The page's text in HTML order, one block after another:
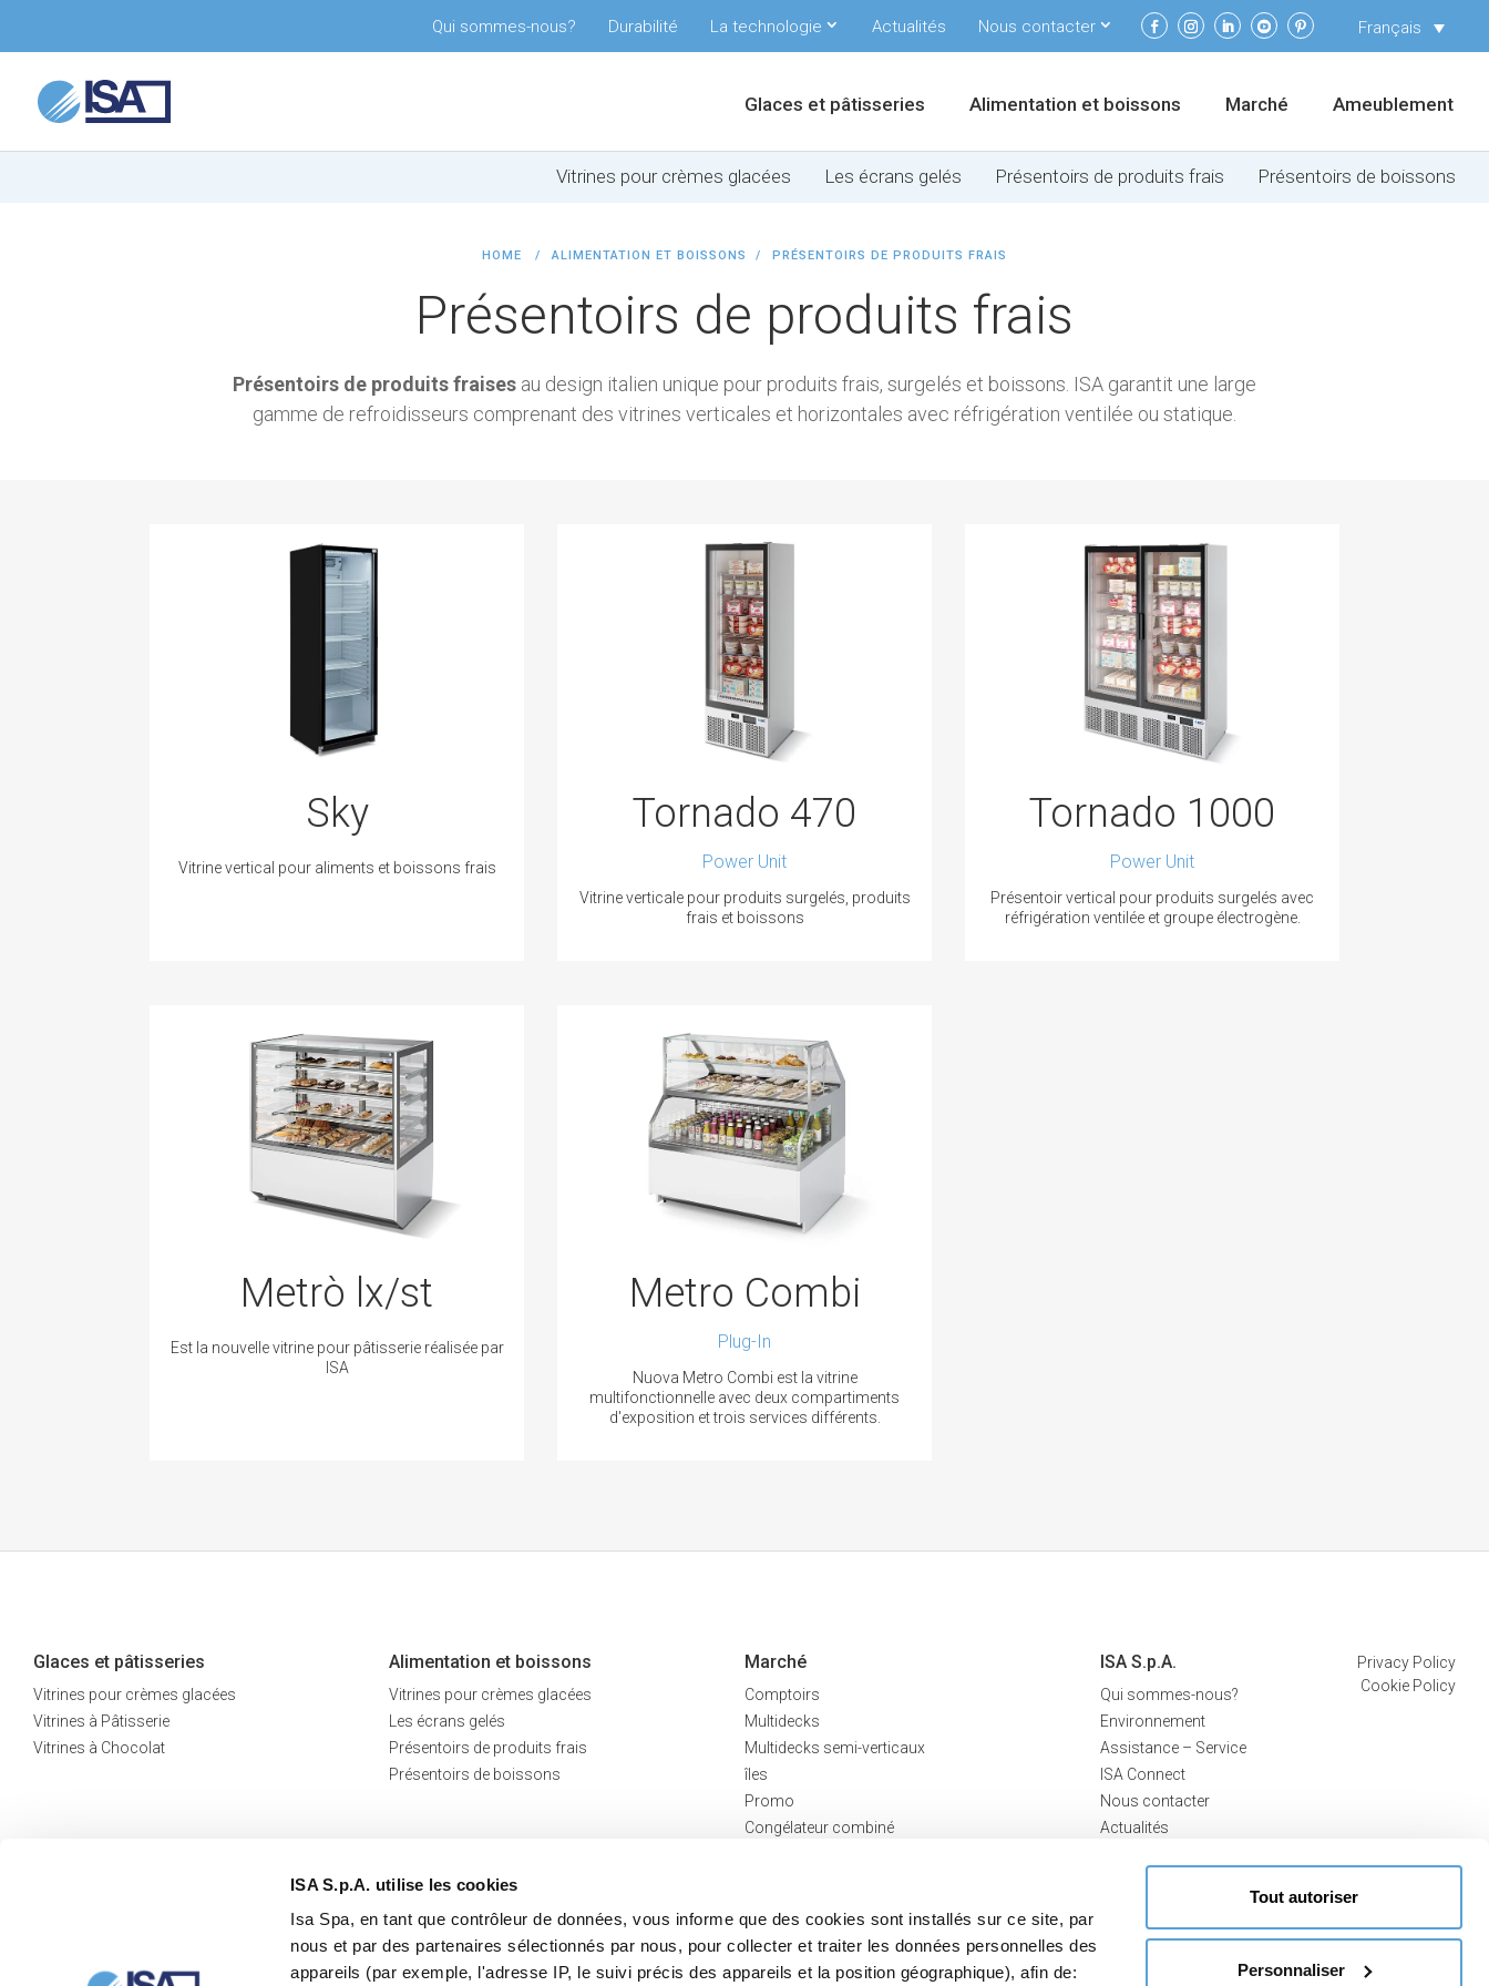
ISA S.p.A. utilise les cookies
Isa Spa, en tant que contrôleur de données, vous informe que des cookies sont installés sur ce site, par
nous et par des partenaires sélectionnés par nous, pour collecter et traiter les données personnelles des
appareils (par exemple, l'adresse IP, le suivi précis des appareils et la position géographique), afin de:
Tout autoriser
Personnaliser
Qui sommes-nous? Durabilité La technologie Actualités Nous contacter Français
Glaces et pâtisseries Alimentation et boissons Marché Ameublement
Vitrines pour crèmes glacées Les écrans gelés Présentoirs de produits frais Présentoirs de boissons
HOME ALIMENTATION ET BOISSONS PRÉSENTOIRS DE PRODUITS FRAIS
Présentoirs de produits frais
Présentoirs de produits fraises au design italien unique pour produits frais, surgelés et boissons. ISA garantit une large
gamme de refroidisseurs comprenant des vitrines verticales et horizontales avec réfrigération ventilée ou statique.
Sky
Vitrine vertical pour aliments et boissons frais
Tornado 470
Power Unit
Vitrine verticale pour produits surgelés, produits
frais et boissons
Tornado 1000
Power Unit
Présentoir vertical pour produits surgelés avec
réfrigération ventilée et groupe électrogène.
Metrò lx/st
Est la nouvelle vitrine pour pâtisserie réalisée par
ISA
Metro Combi
Plug-In
Nuova Metro Combi est la vitrine
multifonctionnelle avec deux compartiments
d'exposition et trois services différents.
Glaces et pâtisseries
Vitrines pour crèmes glacées
Vitrines à Pâtisserie
Vitrines à Chocolat
Alimentation et boissons
Vitrines pour crèmes glacées
Les écrans gelés
Présentoirs de produits frais
Présentoirs de boissons
Marché
Comptoirs
Multidecks
Multidecks semi-verticaux
îles
Promo
Congélateur combiné
ISA S.p.A.
Qui sommes-nous?
Environnement
Assistance – Service
ISA Connect
Nous contacter
Actualités
Privacy Policy
Cookie Policy